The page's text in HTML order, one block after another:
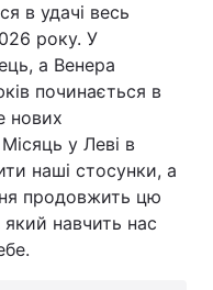
в удачі весь
року. У
а Венера
починається в
нових
у Леві в
наші стосунки, а
продовжить цю
навчить нас